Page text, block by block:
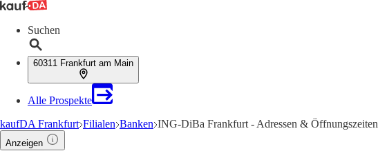
Suchen
60311 Frankfurt am Main
Alle Prospekte
kaufDA Frankfurt Filialen Banken ING-DiBa Frankfurt - Adressen & Öffnungszeiten
Anzeigen